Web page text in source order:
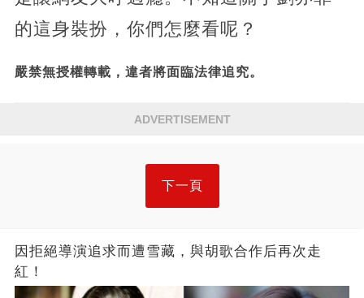
的這身裝扮，你們怎麼看呢？
嚴禁無授權轉載，違者將面臨法律追究。
ADVERTISEMENT
下一頁
因拒絕導演追求而遭雪藏，與胡歌合作后再次走
紅！